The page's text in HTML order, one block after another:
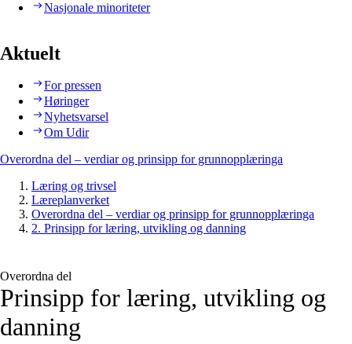
Nasjonale minoriteter
Aktuelt
For pressen
Høringer
Nyhetsvarsel
Om Udir
Overordna del – verdiar og prinsipp for grunnopplæringa
Læring og trivsel
Læreplanverket
Overordna del – verdiar og prinsipp for grunnopplæringa
2. Prinsipp for læring, utvikling og danning
Overordna del
Prinsipp for læring, utvikling og
danning